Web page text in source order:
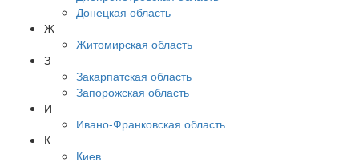
Донецкая область
Ж
Житомирская область
З
Закарпатская область
Запорожская область
И
Ивано-Франковская область
К
Киев